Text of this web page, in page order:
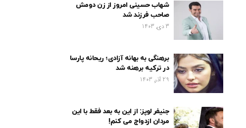
شهاب حسینی امروز از زن دومش
صاحب فرزند شد
3 دی, 1403
برهنگی به بهانه آزادی؛ ریحانه پارسا
در ترکیه برهنه شد
29 آذر, 1403
جنیفر لوپز: از این به بعد فقط با این
مردان ازدواج می کنم!